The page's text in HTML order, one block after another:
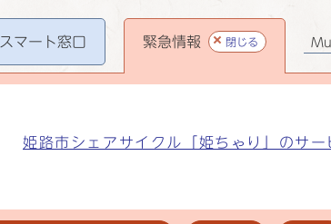
スマート窓口 緊急情報 閉じる
姫路市シェアサイクル「姫ちゃり」のサ